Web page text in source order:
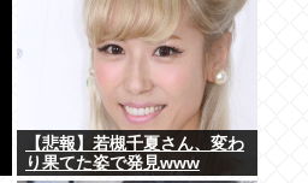
【悲報】若槻千夏さん、変わ
り果てた姿で発見www